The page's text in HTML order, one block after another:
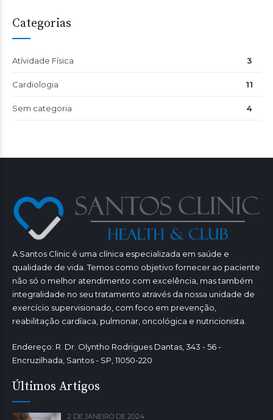
Categorias
Atívidade Física 3
Cardiologia 11
Sem categoria 4
A Santos Clinic é uma clínica especializada em saúde e
qualidade de vida. Temos como objetivo fornecer ao paciente
não só o melhor atendimento com excelência, mas também
integralidade no seu tratamento através da nossa unidade de
exercício supervisionado, com foco em prevenção,
reabilitação cardíaca, pulmonar, oncológica e nutricionista.
Endereço: R. Dr. Olyntho Rodrigues Dantas, 343 - 56 -
Encruzilhada, Santos - SP, 11050-220
Últimos Artigos
2 DE JANEIRO DE 2024